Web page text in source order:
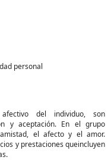
personal
del individuo, son
y aceptación. En el grupo
el afecto y el amor.
y prestaciones queincluyen